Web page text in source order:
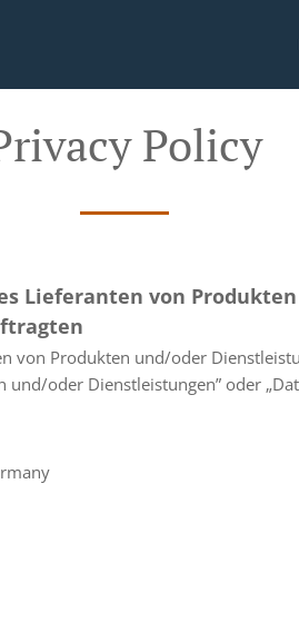
Policy
Lieferanten von
von Produkten und/oder
oder Dienstleistungen” oder